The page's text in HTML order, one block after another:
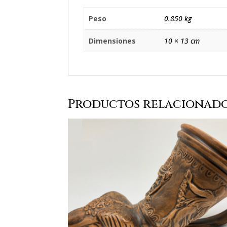
Peso 0.850 kg
Dimensiones 10 × 13 cm
Productos